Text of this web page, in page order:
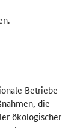
Betriebe
die
ökologischer